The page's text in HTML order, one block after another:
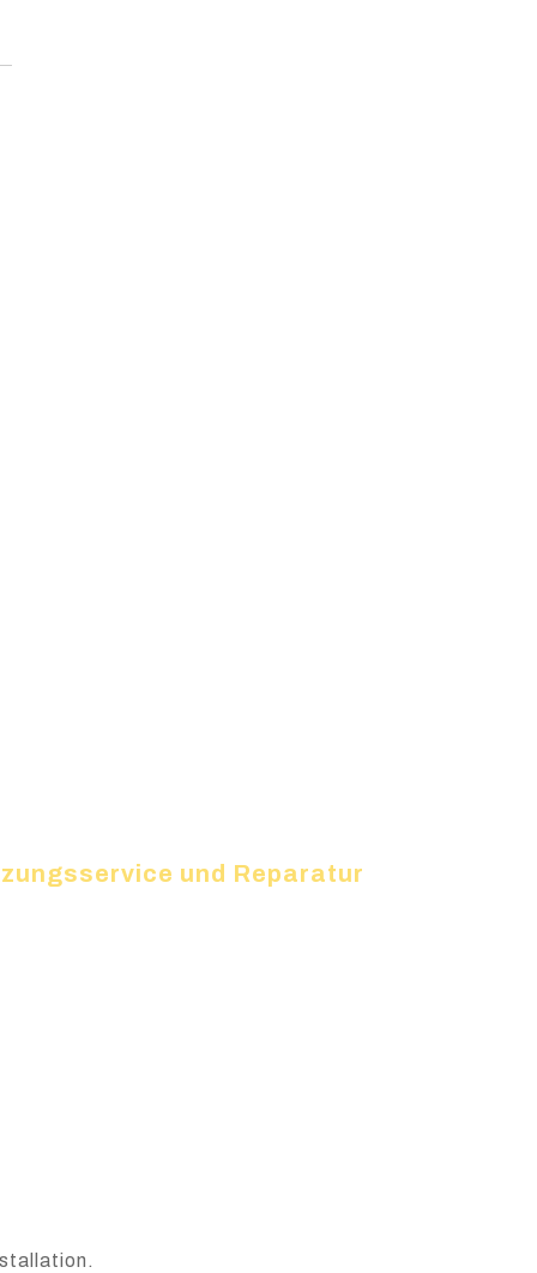
und Reparatur